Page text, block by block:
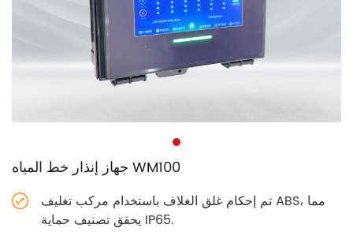
جهاز إنذار خط المياه WM100
تم إحكام غلق الغلاف باستخدام مركب تغليف ABS، مما
يحقق تصنيف حماية IP65.